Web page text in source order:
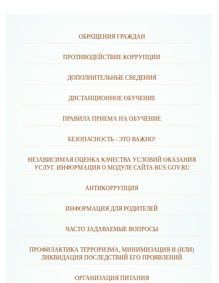
ОБРАЩЕНИЯ ГРАЖДАН
ПРОТИВОДЕЙСТВИЕ КОРРУПЦИИ
ДОПОЛНИТЕЛЬНЫЕ СВЕДЕНИЯ
ДИСТАНЦИОННОЕ ОБУЧЕНИЕ
ПРАВИЛА ПРИЕМА НА ОБУЧЕНИЕ
БЕЗОПАСНОСТЬ - ЭТО ВАЖНО!
НЕЗАВИСИМАЯ ОЦЕНКА КАЧЕСТВА УСЛОВИЙ ОКАЗАНИЯ
УСЛУГ. ИНФОРМАЦИЯ О МОДУЛЕ САЙТА BUS.GOV.RU
АНТИКОРРУПЦИЯ
ИНФОРМАЦИЯ ДЛЯ РОДИТЕЛЕЙ
ЧАСТО ЗАДАВАЕМЫЕ ВОПРОСЫ
ПРОФИЛАКТИКА ТЕРРОРИЗМА, МИНИМИЗАЦИЯ И (ИЛИ)
ЛИКВИДАЦИЯ ПОСЛЕДСТВИЙ ЕГО ПРОЯВЛЕНИЙ
ОРГАНИЗАЦИЯ ПИТАНИЯ